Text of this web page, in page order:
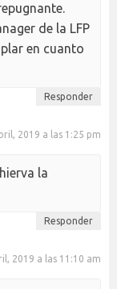
de la LFP
en cuanto
Responder
2019 a las 1:25 pm
la
Responder
2019 a las 11:10 am